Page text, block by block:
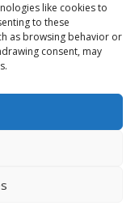
like cookies to
to these
as browsing behavior or
consent, may
Katia est
pour toute
une